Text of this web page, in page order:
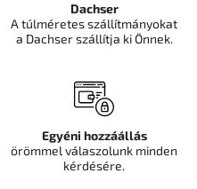
Dachser
A túlméretes szállítmányokat
a Dachser szállítja ki Önnek.
Egyéni hozzáállás
örömmel válaszolunk minden
kérdésére.